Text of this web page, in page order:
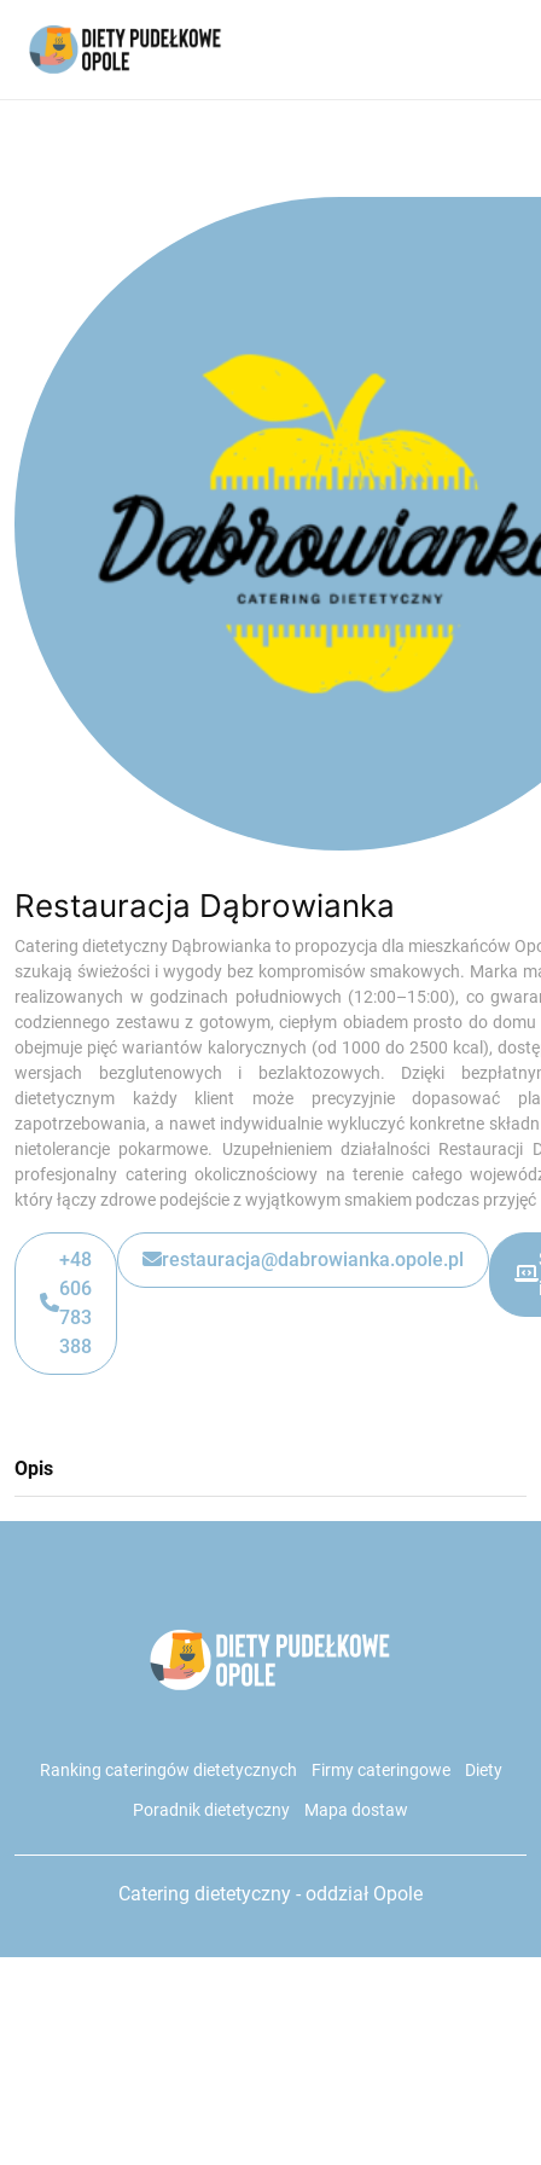
Restauracja Dąbrowianka
Catering dietetyczny Dąbrowianka to propozycja dla mieszkańców
szukają świeżości i wygody bez kompromisów smakowych. Marka
realizowanych w godzinach południowych (12:00–15:00), co
codziennego zestawu z gotowym, ciepłym obiadem prosto do
obejmuje pięć wariantów kalorycznych (od 1000 do 2500 kcal),
wersjach bezglutenowych i bezlaktozowych. Dzięki
dietetycznym każdy klient może precyzyjnie dopasować
zapotrzebowania, a nawet indywidualnie wykluczyć konkretne
nietolerancje pokarmowe. Uzupełnieniem działalności Restauracji
profesjonalny catering okolicznościowy na terenie całego
który łączy zdrowe podejście z wyjątkowym smakiem podczas przyjęć
+48
606
783
388
restauracja@dabrowianka.opole.pl
Opis
Ranking cateringów dietetycznych Firmy cateringowe Diety
Poradnik dietetyczny Mapa dostaw
Catering dietetyczny - oddział Opole